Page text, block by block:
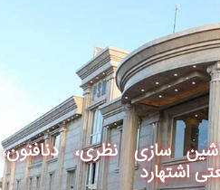
سازی نظری، دنافنون،
اشتهارد